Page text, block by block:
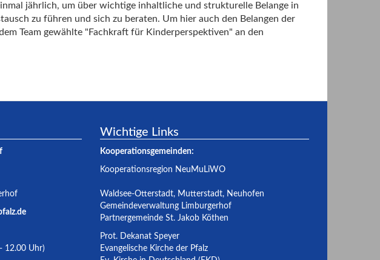
jährlich, um über wichtige inhaltliche und strukturelle Belange in
zu führen und sich zu beraten. Um hier auch den Belangen der
Team gewählte "Fachkraft für Kinderperspektiven" an den
12.00 Uhr)
Wichtige Links
Kooperationsgemeinden:
Kooperationsregion NeuMuLiWO
Waldsee-Otterstadt, Mutterstadt, Neuhofen
Gemeindeverwaltung Limburgerhof
Partnergemeinde St. Jakob Köthen
Prot. Dekanat Speyer
Evangelische Kirche der Pfalz